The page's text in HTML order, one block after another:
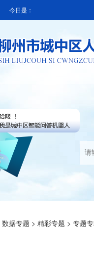
今日是：
数据专题 > 精彩专题 > 专题